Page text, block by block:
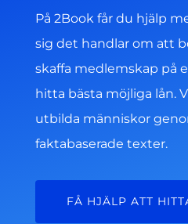
På 2Book får du hjälp
sig det handlar om att
skaffa medlemskap på
hitta bästa möjliga lån.
utbilda människor
faktabaserade texter.
FÅ HJÄLP ATT